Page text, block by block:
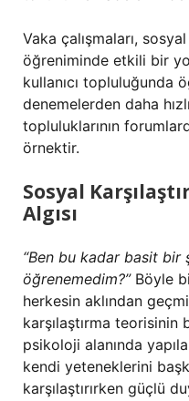
Vaka çalışmaları,
öğreniminde etkili bir
kullanıcı topluluğunda
denemelerden daha
topluluklarının
örnektir.
Sosyal
Algısı
“Ben bu kadar basit bir
öğrenemedim?”Böyle
herkesin aklından
karşılaştırma teorisinin
psikoloji alanında
kendi yeteneklerini
karşılaştırırken güçlü